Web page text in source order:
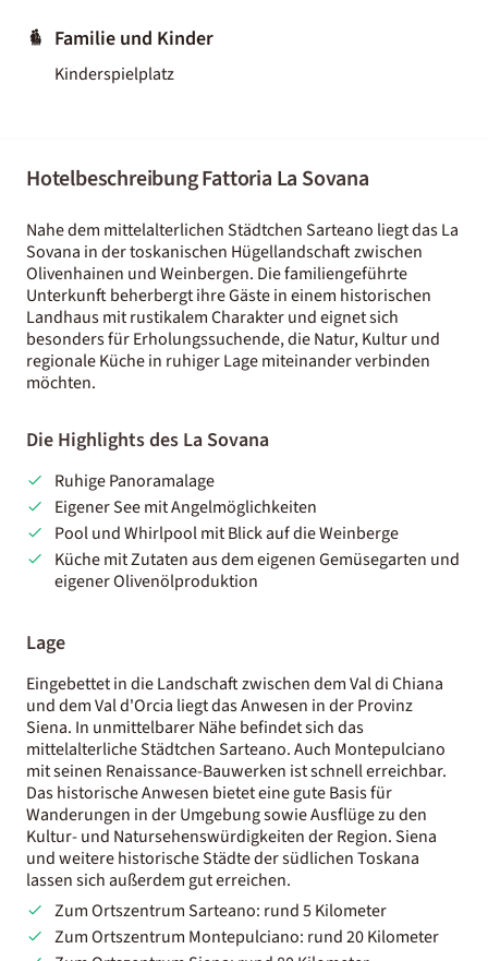
Familie und Kinder
Kinderspielplatz
Hotelbeschreibung Fattoria La Sovana
Nahe dem mittelalterlichen Städtchen Sarteano liegt das La
Sovana in der toskanischen Hügellandschaft zwischen
Olivenhainen und Weinbergen. Die familiengeführte
Unterkunft beherbergt ihre Gäste in einem historischen
Landhaus mit rustikalem Charakter und eignet sich
besonders für Erholungssuchende, die Natur, Kultur und
regionale Küche in ruhiger Lage miteinander verbinden
möchten.
Die Highlights des La Sovana
Ruhige Panoramalage
Eigener See mit Angelmöglichkeiten
Pool und Whirlpool mit Blick auf die Weinberge
Küche mit Zutaten aus dem eigenen Gemüsegarten und
eigener Olivenölproduktion
Lage
Eingebettet in die Landschaft zwischen dem Val di Chiana
und dem Val d'Orcia liegt das Anwesen in der Provinz
Siena. In unmittelbarer Nähe befindet sich das
mittelalterliche Städtchen Sarteano. Auch Montepulciano
mit seinen Renaissance-Bauwerken ist schnell erreichbar.
Das historische Anwesen bietet eine gute Basis für
Wanderungen in der Umgebung sowie Ausflüge zu den
Kultur- und Natursehenswürdigkeiten der Region. Siena
und weitere historische Städte der südlichen Toskana
lassen sich außerdem gut erreichen.
Zum Ortszentrum Sarteano: rund 5 Kilometer
Zum Ortszentrum Montepulciano: rund 20 Kilometer